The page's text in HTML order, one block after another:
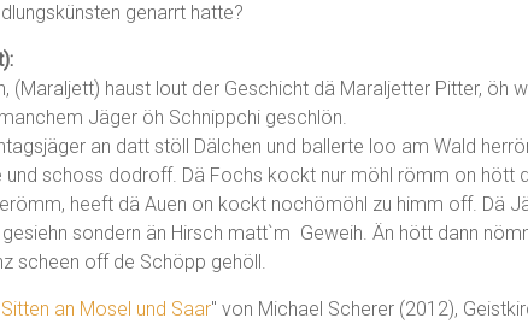
genarrt hatte?
haust lout der Geschicht dä Maraljetter Pitter, öh
Jäger öh Schnippchi geschlön.
an datt stöll Dälchen und ballerte loo am Wald
schoss dodroff. Dä Fochs kockt nur möhl römm on hött
heeft dä Auen on kockt nochömöhl zu himm off. Dä
sondern än Hirsch matt`m Geweih. Än hött dann
scheen off de Schöpp gehöll.
an Mosel und Saar" von Michael Scherer (2012),